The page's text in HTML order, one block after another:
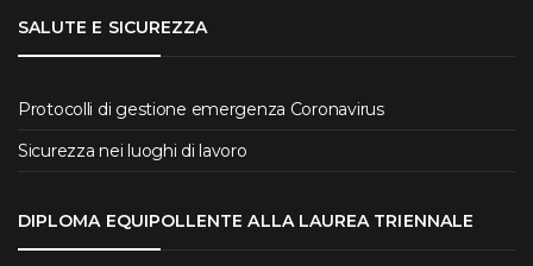
SALUTE E SICUREZZA
Protocolli di gestione emergenza Coronavirus
Sicurezza nei luoghi di lavoro
DIPLOMA EQUIPOLLENTE ALLA LAUREA TRIENNALE